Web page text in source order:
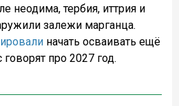
неодима, тербия, иттрия и
залежи марганца.
начать осваивать ещё
говорят про 2027 год.